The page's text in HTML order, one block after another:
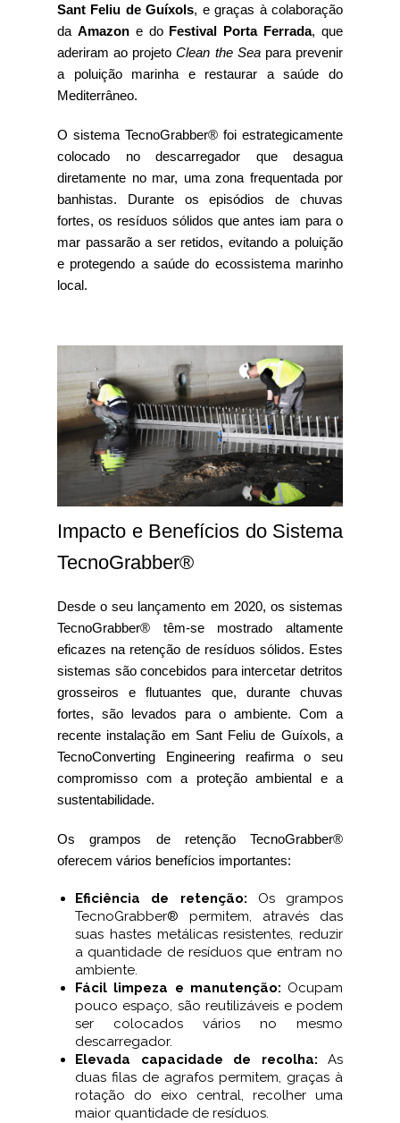
Sant Feliu de Guíxols, e graças à colaboração
da Amazone do Festival Porta Ferrada, que
aderiram ao projetoClean the Seapara prevenir
a poluição marinha e restaurar a saúde do
Mediterrâneo.
O sistema TecnoGrabber® foi estrategicamente
colocado no descarregador que desagua
diretamente no mar, uma zona frequentada por
banhistas. Durante os episódios de chuvas
fortes, os resíduos sólidos que antes iam para o
mar passarão a ser retidos, evitando a poluição
e protegendo a saúde do ecossistema marinho
local.
Impacto e Benefícios do Sistema
TecnoGrabber®
Desde o seu lançamento em 2020, os sistemas
TecnoGrabber® têm-se mostrado altamente
eficazes na retenção de resíduos sólidos. Estes
sistemas são concebidos para intercetar detritos
grosseiros e flutuantes que, durante chuvas
fortes, são levados para o ambiente. Com a
recente instalação em Sant Feliu de Guíxols, a
TecnoConverting Engineering reafirma o seu
compromisso com a proteção ambiental e a
sustentabilidade.
Os grampos de retenção TecnoGrabber®
oferecem vários benefícios importantes:
Eficiência de retenção: Os grampos
TecnoGrabber® permitem, através das
suas hastes metálicas resistentes, reduzir
a quantidade de resíduos que entram no
ambiente.
Fácil limpeza e manutenção: Ocupam
pouco espaço, são reutilizáveis e podem
ser colocados vários no mesmo
descarregador.
Elevada capacidade de recolha: As
duas filas de agrafos permitem, graças à
rotação do eixo central, recolher uma
maior quantidade de resíduos.